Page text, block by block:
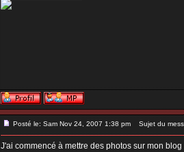
Posté le: Sam Nov 24, 2007 1:38 pm Sujet du
J'ai commencé à mettre des photos sur mon